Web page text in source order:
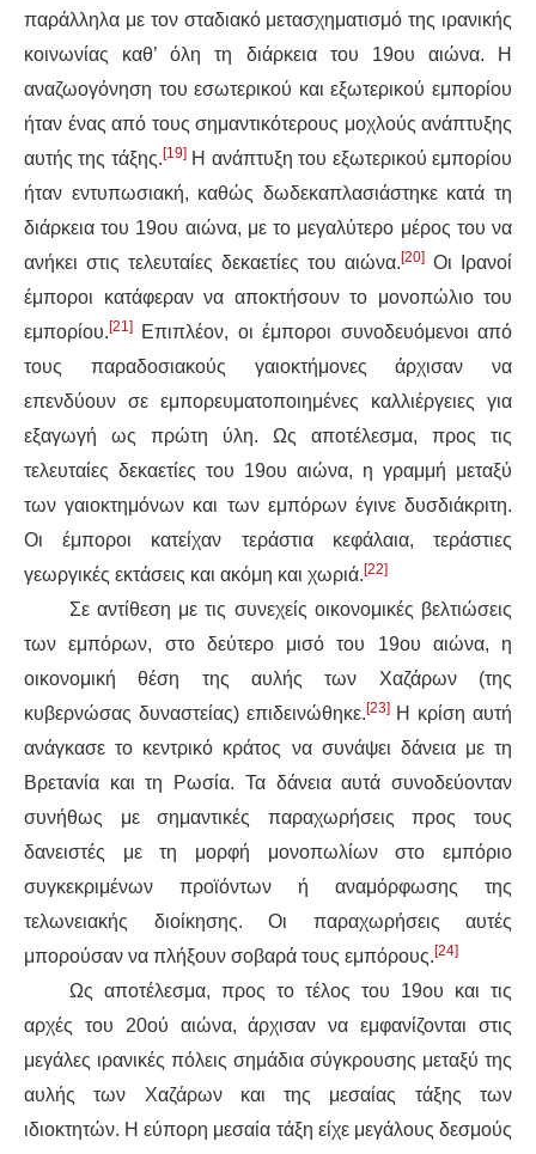
παράλληλα με τον σταδιακό μετασχηματισμό της ιρανικής
κοινωνίας καθ’ όλη τη διάρκεια του 19ου αιώνα. Η
αναζωογόνηση του εσωτερικού και εξωτερικού εμπορίου
ήταν ένας από τους σημαντικότερους μοχλούς ανάπτυξης
αυτής της τάξης. [19]Η ανάπτυξη του εξωτερικού εμπορίου
ήταν εντυπωσιακή, καθώς δωδεκαπλασιάστηκε κατά τη
διάρκεια του 19ου αιώνα, με το μεγαλύτερο μέρος του να
ανήκει στις τελευταίες δεκαετίες του αιώνα. [20] Οι Ιρανοί
έμποροι κατάφεραν να αποκτήσουν το μονοπώλιο του
εμπορίου. [21]
Επιπλέον, οι έμποροι συνοδευόμενοι από
τους παραδοσιακούς γαιοκτήμονες άρχισαν να
επενδύουν σε εμπορευματοποιημένες καλλιέργειες για
εξαγωγή ως πρώτη ύλη. Ως αποτέλεσμα, προς τις
τελευταίες δεκαετίες του 19ου αιώνα, η γραμμή μεταξύ
των γαιοκτημόνων και των εμπόρων έγινε δυσδιάκριτη.
Οι έμποροι κατείχαν τεράστια κεφάλαια, τεράστιες
γεωργικές εκτάσεις και ακόμη και χωριά. [22]
Σε αντίθεση με τις συνεχείς οικονομικές βελτιώσεις
των εμπόρων, στο δεύτερο μισό του 19ου αιώνα, η
οικονομική θέση της αυλής των Χαζάρων (της
κυβερνώσας δυναστείας) επιδεινώθηκε. [23]Η κρίση αυτή
ανάγκασε το κεντρικό κράτος να συνάψει δάνεια με τη
Βρετανία και τη Ρωσία. Τα δάνεια αυτά συνοδεύονταν
συνήθως με σημαντικές παραχωρήσεις προς τους
δανειστές με τη μορφή μονοπωλίων στο εμπόριο
συγκεκριμένων προϊόντων ή αναμόρφωσης της
τελωνειακής διοίκησης. Οι παραχωρήσεις αυτές
μπορούσαν να πλήξουν σοβαρά τους εμπόρους. [24]
Ως αποτέλεσμα, προς το τέλος του 19ου και τις
αρχές του 20ού αιώνα, άρχισαν να εμφανίζονται στις
μεγάλες ιρανικές πόλεις σημάδια σύγκρουσης μεταξύ της
αυλής των Χαζάρων και της μεσαίας τάξης των
ιδιοκτητών. Η εύπορη μεσαία τάξη είχε μεγάλους δεσμούς